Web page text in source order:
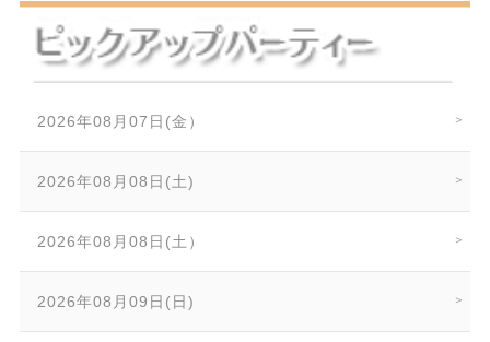
2026年08月07日(金）
2026年08月08日(土)
2026年08月08日(土）
2026年08月09日(日)